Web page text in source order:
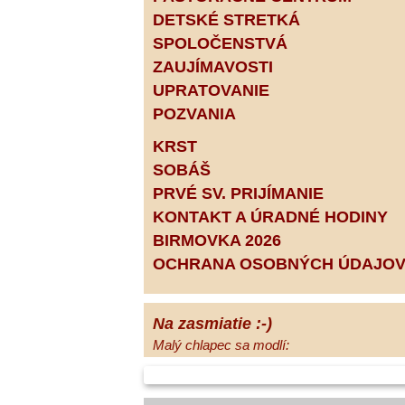
DETSKÉ STRETKÁ
SPOLOČENSTVÁ
ZAUJÍMAVOSTI
UPRATOVANIE
POZVANIA
KRST
SOBÁŠ
PRVÉ SV. PRIJÍMANIE
KONTAKT A ÚRADNÉ HODINY
BIRMOVKA 2026
OCHRANA OSOBNÝCH ÚDAJOV
Na zasmiatie :-)
Malý chlapec sa modlí:
mamičku a prosím aj za Teba, Pane Bože,